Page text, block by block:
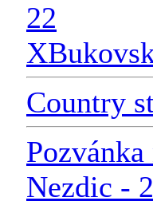
22
X
Country
Nezdic -